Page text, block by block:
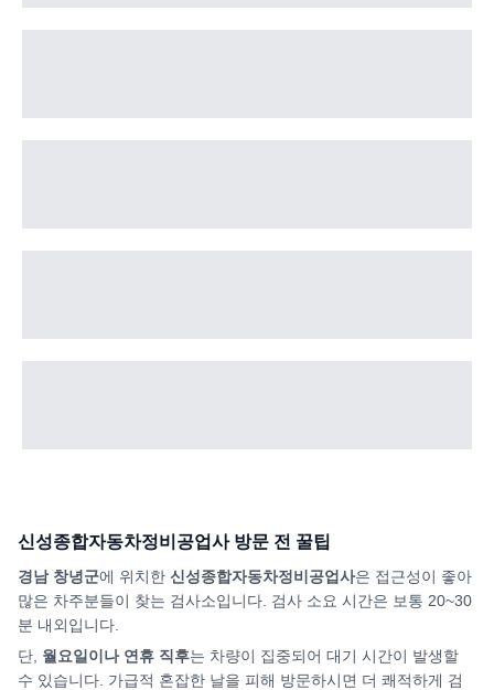
신성종합자동차정비공업사방문 전 꿀팁
경남 창녕군에 위치한 신성종합자동차정비공업사은 접근성이 좋아
많은 차주분들이 찾는 검사소입니다. 검사 소요 시간은 보통 20~30
분 내외입니다.
단, 월요일이나 연휴 직후는 차량이 집중되어 대기 시간이 발생할
수 있습니다. 가급적 혼잡한 날을 피해 방문하시면 더 쾌적하게 검